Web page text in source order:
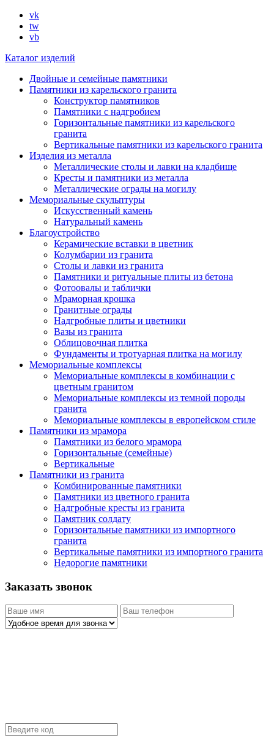
vk
tw
vb
Каталог изделий
Двойные и семейные памятники
Памятники из карельского гранита
Конструктор памятников
Памятники с надгробием
Горизонтальные памятники из карельского
гранита
Вертикальные памятники из карельского гранита
Изделия из металла
Металлические столы и лавки на кладбище
Кресты и памятники из металла
Металлические ограды на могилу
Мемориальные скульптуры
Искусственный камень
Натуральный камень
Благоустройство
Керамические вставки в цветник
Колумбарии из гранита
Столы и лавки из гранита
Памятники и ритуальные плиты из бетона
Фотоовалы и таблички
Мраморная крошка
Гранитные ограды
Надгробные плиты и цветники
Вазы из гранита
Облицовочная плитка
Фундаменты и тротуарная плитка на могилу
Мемориальные комплексы
Мемориальные комплексы в комбинации с
цветным гранитом
Мемориальные комплексы из темной породы
гранита
Мемориальные комплексы в европейском стиле
Памятники из мрамора
Памятники из белого мрамора
Горизонтальные (семейные)
Вертикальные
Памятники из гранита
Комбинированные памятники
Памятники из цветного гранита
Надгробные кресты из гранита
Памятник солдату
Горизонтальные памятники из импортного
гранита
Вертикальные памятники из импортного гранита
Недорогие памятники
Заказать звонок